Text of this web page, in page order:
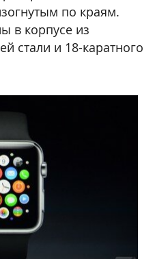
по краям.
в корпусе из
стали и 18-каратного